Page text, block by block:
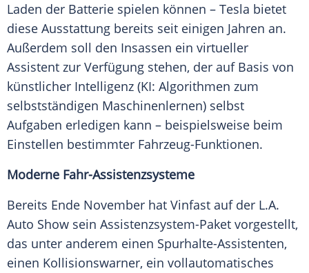
Laden der Batterie spielen können – Tesla bietet
diese Ausstattung bereits seit einigen Jahren an.
Außerdem soll den Insassen ein virtueller
Assistent zur Verfügung stehen, der auf Basis von
künstlicher Intelligenz (KI: Algorithmen zum
selbstständigen Maschinenlernen) selbst
Aufgaben erledigen kann – beispielsweise beim
Einstellen bestimmter Fahrzeug-Funktionen.
Moderne Fahr-Assistenzsysteme
Bereits Ende November hat Vinfast auf der L.A.
Auto Show sein Assistenzsystem-Paket vorgestellt,
das unter anderem einen Spurhalte-Assistenten,
einen Kollisionswarner, ein vollautomatisches